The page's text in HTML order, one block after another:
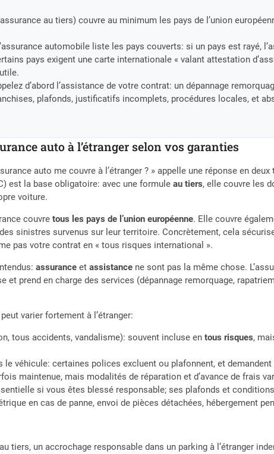
au tiers) couvre au minimum les pays de l’union
automobile liste les pays couverts: si un pays est rayé,
pays exigent une carte internationale « valant attestation
d’abord l’assistance de votre contrat: un dépannage
plafonds, justificatifs incomplets, procédures locales, et
auto à l’étranger selon vos garanties
auto me couvre à l’étranger ? » appelle une réponse en
est la base obligatoire: avec une formuleau tiers, elle couvre les
voiture.
couvretous les pays de l’union européenne. Elle couvre
sinistres survenus sur leur territoire. Concrètement, cela
pas votre contrat en « tous risques international ».
assurance etassistance ne sont pas la même chose.
et prend en charge des services (dépannage remorquage,
varier fortement à l’étranger:
tous accidents, vandalisme): souvent incluse entous risques,
le véhicule: certaines polices excluent ou plafonnent, et
maintenue, mais modalités de réparation et d’avance de frais
si vous êtes blessé responsable; ses plafonds et
en cas de panne, envoi de pièces détachées, hébergement
tiers, un accrochage responsable dans un parking à l’étranger